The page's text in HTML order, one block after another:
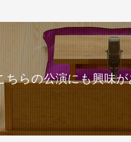
ちらの公演にも興味